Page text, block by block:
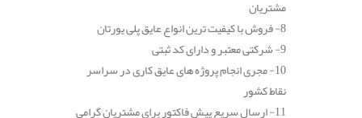
مشتریان
8- فروش با کیفیت ترین انواع عایق پلی یورتان
9- شرکتی معتبر و دارای کد ثبتی
10- مجری انجام پروژه های عایق کاری در سراسر
نقاط کشور
11- ارسال سریع پیش فاکتور برای مشتریان گرامی